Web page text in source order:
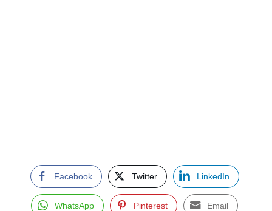
Facebook Twitter LinkedIn
WhatsApp Pinterest Email